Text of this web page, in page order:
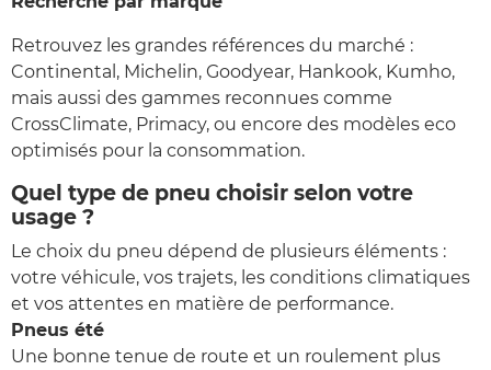
Retrouvez les grandes références du marché :
Continental, Michelin, Goodyear, Hankook, Kumho,
mais aussi des gammes reconnues comme
CrossClimate, Primacy, ou encore des modèles eco
optimisés pour la consommation.
Quel type de pneu choisir selon votre
usage ?
Le choix du pneu dépend de plusieurs éléments :
votre véhicule, vos trajets, les conditions climatiques
et vos attentes en matière de performance.
Pneus été
Une bonne tenue de route et un roulement plus